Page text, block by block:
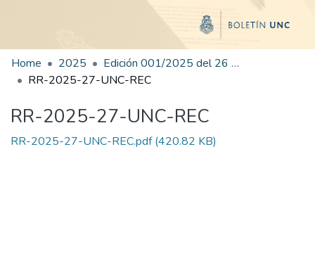
Home 2025
Edición 001/2025 del 26 de mayo de 2025
RR-2025-27-UNC-REC
RR-2025-27-UNC-REC
RR-2025-27-UNC-REC.pdf(420.82 KB)